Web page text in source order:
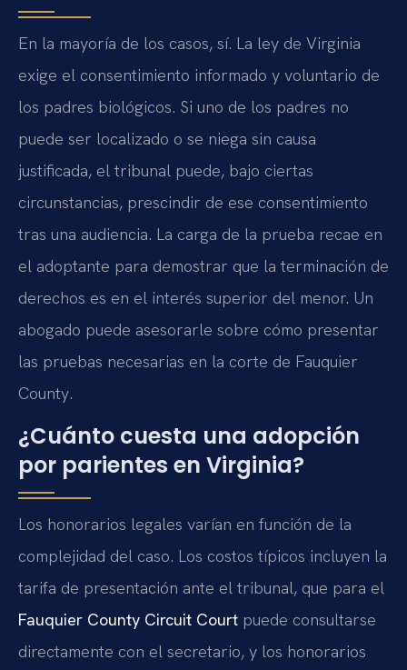
En la mayoría de los casos, sí. La ley de Virginia
exige el consentimiento informado y voluntario de
los padres biológicos. Si uno de los padres no
puede ser localizado o se niega sin causa
justificada, el tribunal puede, bajo ciertas
circunstancias, prescindir de ese consentimiento
tras una audiencia. La carga de la prueba recae en
el adoptante para demostrar que la terminación de
derechos es en el interés superior del menor. Un
abogado puede asesorarle sobre cómo presentar
las pruebas necesarias en la corte de Fauquier
County.
¿Cuánto cuesta una adopción
por parientes en Virginia?
Los honorarios legales varían en función de la
complejidad del caso. Los costos típicos incluyen la
tarifa de presentación ante el tribunal, que para el
Fauquier County Circuit Court puede consultarse
directamente con el secretario, y los honorarios